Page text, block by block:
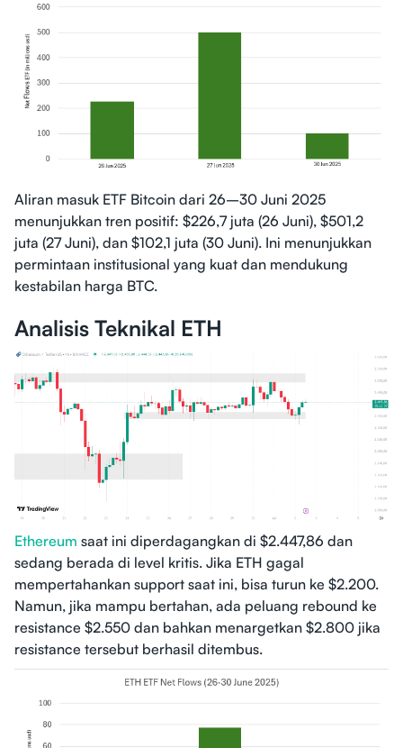
Aliran masuk ETF Bitcoin dari 26–30 Juni 2025
menunjukkan tren positif: $226,7 juta (26 Juni), $501,2
juta (27 Juni), dan $102,1 juta (30 Juni). Ini menunjukkan
permintaan institusional yang kuat dan mendukung
kestabilan harga BTC.
Analisis Teknikal ETH
Ethereum saat ini diperdagangkan di $2.447,86 dan
sedang berada di level kritis. Jika ETH gagal
mempertahankan support saat ini, bisa turun ke $2.200.
Namun, jika mampu bertahan, ada peluang rebound ke
resistance $2.550 dan bahkan menargetkan $2.800 jika
resistance tersebut berhasil ditembus.